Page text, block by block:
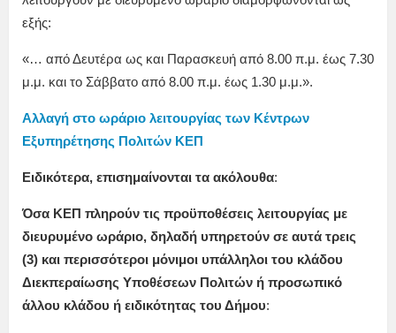
εξής:
«… από Δευτέρα ως και Παρασκευή από 8.00 π.μ. έως 7.30
μ.μ. και το Σάββατο από 8.00 π.μ. έως 1.30 μ.μ.».
Αλλαγή στο ωράριο λειτουργίας των Κέντρων
Εξυπηρέτησης Πολιτών ΚΕΠ
Ειδικότερα, επισημαίνονται τα ακόλουθα:
Όσα ΚΕΠ πληρούν τις προϋποθέσεις λειτουργίας με
διευρυμένο ωράριο, δηλαδή υπηρετούν σε αυτά τρεις
(3) και περισσότεροι μόνιμοι υπάλληλοι του κλάδου
Διεκπεραίωσης Υποθέσεων Πολιτών ή προσωπικό
άλλου κλάδου ή ειδικότητας του Δήμου: